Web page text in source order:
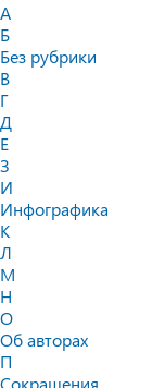
А
Б
Без рубрики
В
Г
Д
Е
З
И
Инфографика
К
Л
М
Н
О
Об авторах
П
Сокращения